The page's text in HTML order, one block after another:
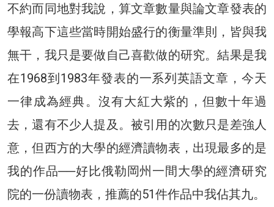
不約而同地對我說，算文章數量與論文章發表的
學報高下這些當時開始盛行的衡量準則，皆與我
無干，我只是要做自己喜歡做的研究。結果是我
在1968到1983年發表的一系列英語文章，今天
一律成為經典。沒有大紅大紫的，但數十年過
去，還有不少人提及。被引用的次數只是差強人
意，但西方的大學的經濟讀物表，出現最多的是
我的作品──好比俄勒岡州一間大學的經濟研究
院的一份讀物表，推薦的51件作品中我佔其九。